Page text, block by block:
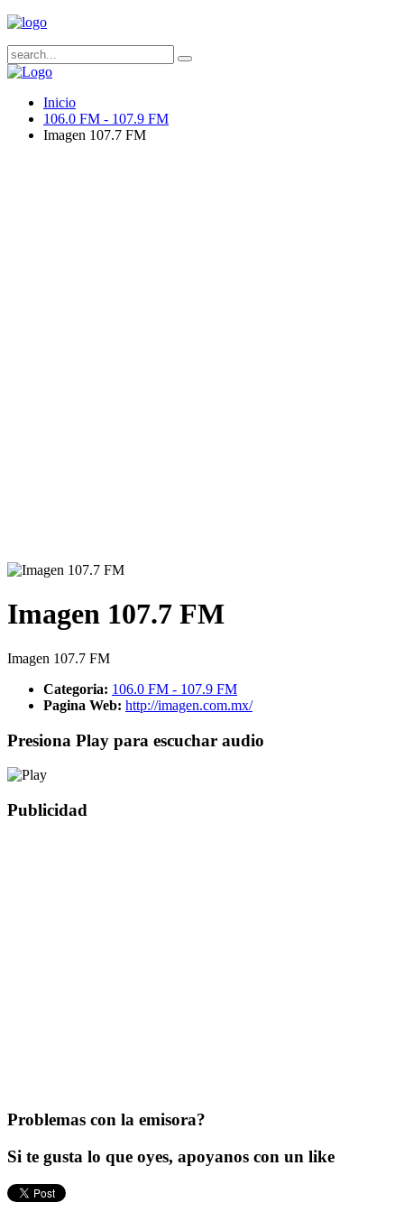
Inicio
106.0 FM - 107.9 FM
Imagen 107.7 FM
Imagen 107.7 FM
Imagen 107.7 FM
Categoria: 106.0 FM - 107.9 FM
Pagina Web: http://imagen.com.mx/
Presiona Play para escuchar audio
Publicidad
Problemas con la emisora?
Si te gusta lo que oyes, apoyanos con un like